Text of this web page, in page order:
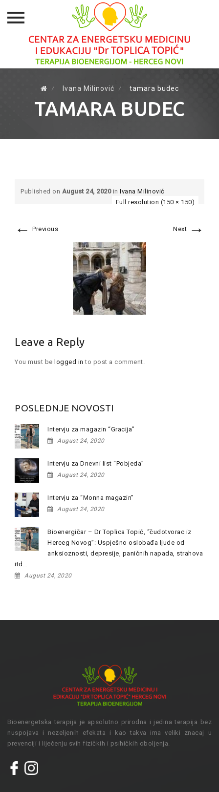
⁄ Ivana Milinović ⁄ tamara budec
TAMARA BUDEC
Published on August 24, 2020in Ivana Milinović
Full resolution (150 × 150)
← Previous Next →
Leave a Reply
You must be logged in to post a comment.
POSLEDNJE NOVOSTI
Intervju za magazin “Gracija”
August 24, 2020
Intervju za Dnevni list “Pobjeda”
August 24, 2020
Intervju za “Monna magazin”
August 24, 2020
Bioenergičar – Dr Toplica Topić, “čudotvorac iz
Herceg Novog”: Uspješno oslobađa ljude od
anksioznosti, depresije, paničnih napada, strahova
itd…
August 24, 2020
Bioenergetska terapija je apsolutno prirodna i jedina terapija bez
nuspojava i nezeljenih efekata i kao takva ima veliki znacaj u
prevenciji i liječenju svih fizičkih i psihičkih oboljenja.